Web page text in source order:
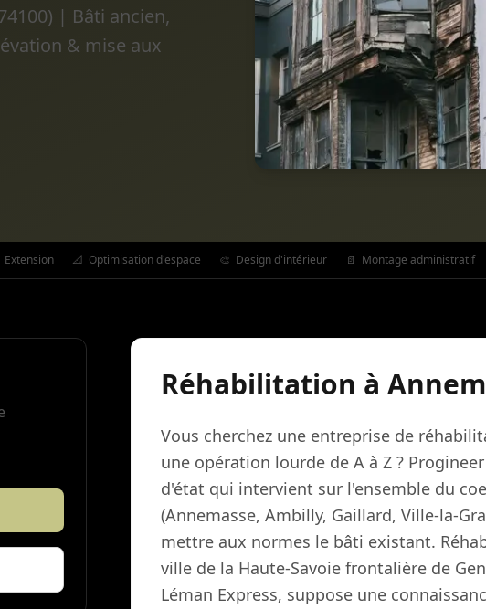
| Bâti ancien,
& mise aux
Extension 📐 Optimisation d'espace 🎨 Design d'intérieur 📄 Montage administratif
Réhabilitation à
Vous cherchez une entreprise de
une opération lourde de A à Z ?
d'état qui intervient sur l'ensemble du
(Annemasse, Ambilly, Gaillard, Ville-la-
mettre aux normes le bâti existant.
ville de la Haute-Savoie frontalière de
Léman Express, suppose une